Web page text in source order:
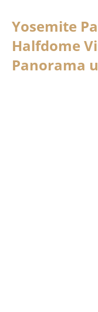
Yosemite
Halfdome
Panorama